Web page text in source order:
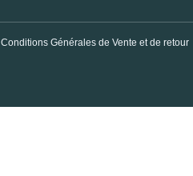
Conditions Générales de Vente et de retour